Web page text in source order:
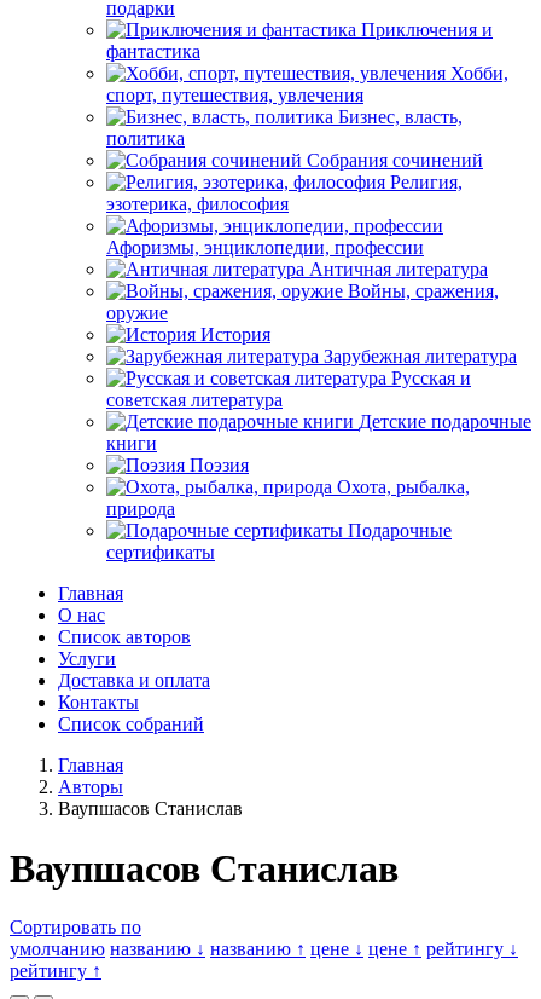
подарки
Приключения и
фантастика
Хобби,
спорт, путешествия, увлечения
Бизнес, власть,
политика
Собрания сочинений
Религия,
эзотерика, философия
Афоризмы, энциклопедии, профессии
Античная литература
Войны, сражения,
оружие
История
Зарубежная литература
Русская и
советская литература
Детские подарочные
книги
Поэзия
Охота, рыбалка,
природа
Подарочные
сертификаты
Главная
О нас
Список авторов
Услуги
Доставка и оплата
Контакты
Список собраний
Главная
Авторы
Ваупшасов Станислав
Ваупшасов Станислав
Сортировать по
умолчанию названию ↓ названию ↑ цене ↓ цене ↑ рейтингу ↓
рейтингу ↑